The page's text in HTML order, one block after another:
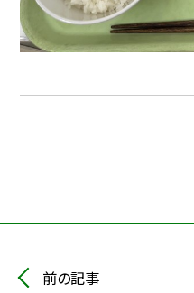
前の記事